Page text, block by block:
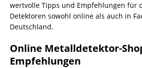
wertvolle Tipps und Empfehlungen für
Detektoren sowohl online als auch in
Deutschland.
Online Metalldetektor-
Empfehlungen